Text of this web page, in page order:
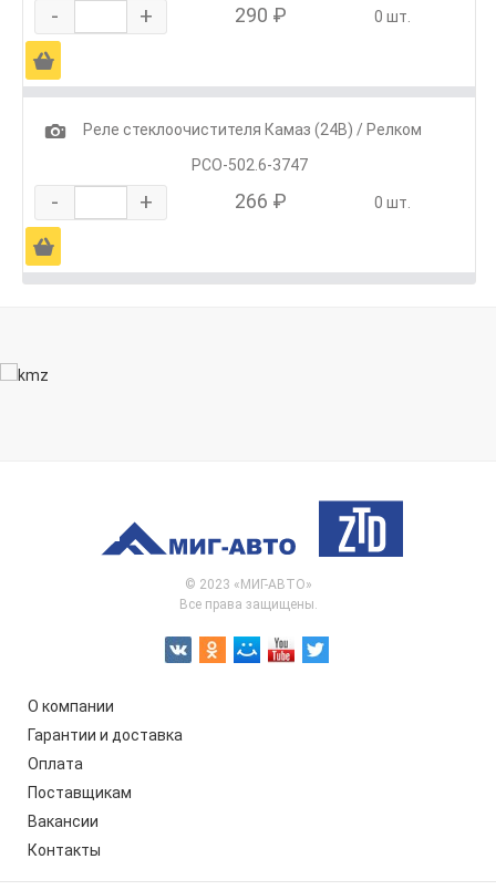
- + 290 ₽ 0 шт.
Ä
1
Реле стеклоочистителя Камаз (24В) / Релком
РСО-502.6-3747
- + 266 ₽ 0 шт.
Ä
© 2023 «МИГ-АВТО»
Все права защищены.
О компании
Гарантии и доставка
Оплата
Поставщикам
Вакансии
Контакты